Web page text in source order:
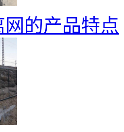
的产品特点